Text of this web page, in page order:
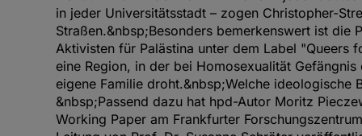
in jeder Universitätsstadt – zogen Christopher-
Straßen.&nbsp;Besonders bemerkenswert ist die
Aktivisten für Palästina unter dem Label "Queers
eine Region, in der bei Homosexualität
eigene Familie droht.&nbsp;Welche ideologische
&nbsp;Passend dazu hat hpd-Autor Moritz
Working Paper am Frankfurter